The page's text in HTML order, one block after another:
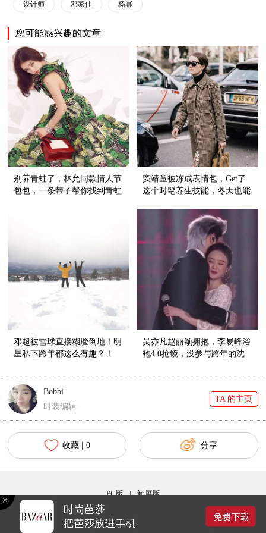
设计师 邓家佳 杨幂
您可能感兴趣的文章
别养青蛙了，林允同款情人节
包包，一条带子帮你找到青蛙
窦靖童被冻成表情包，Get了
这个时髦养生技能，冬天也能
邓超被雪球直接糊脸倒地！明
星私下跨年都这么有趣？！
吴亦凡赵丽颖拥抱，李易峰浴
袍4.0抢镜，没参与跨年的沈
Bobbi
时装编辑
TA 的主页
收藏 | 0 分享
PC版 | 触屏版
Copyright © 2017 bazaar.com.cn 北京时尚在线网络服务有限公司 京ICP备030044号